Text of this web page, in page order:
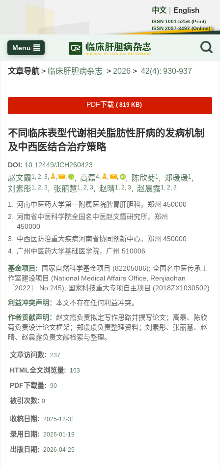
中文 English
ISSN 1001-5256 (Print)
ISSN 2097-3497 (Online)
CN 22-1108/R
Menu
文章导航 > 临床肝胆病杂志 > 2026 > 42(4): 930-937
PDF下载 ( 819 KB)
不同临床表型代谢相关脂肪性肝病的发病机制
及中西医结合治疗策略
DOI: 10.12449/JCH260423
赵文霞1, 2, 3, , , , 高磊4, , , , 陈欣菊1, 郑瑗瑗1,
刘素彤1, 2, 3, 张丽慧1, 2, 3, 赵晴1, 2, 3, 赵晨露1, 2, 3
1. 河南中医药大学第一附属医院脾胃肝胆科，郑州 450000
2. 河南省中医科学院全国名中医赵文霞研究所，郑州
450000
3. 中西医防治重大疾病河南省协同创新中心，郑州 450000
4. 广州中医药大学基础医学院，广州 510006
基金项目: 国家自然科学基金项目 (82205086); 全国名中医传承工
作室建设项目 (National Medical Affairs Office, Renjiaohan
［2022］ No.245); 国家科技重大专项自主项目 (2018ZX1030502)
利益冲突声明： 本文不存在任何利益冲突。
作者贡献声明： 赵文霞负责拟定写作思路并撰写论文；高磊、陈欣
菊负责设计论文框架；郑瑗瑗负责整理资料；刘素彤、张丽慧、赵
晴、赵晨露负责文献检索与整理。
文章访问数: 237
HTML全文浏览量: 163
PDF下载量: 90
被引次数: 0
收稿日期: 2025-12-31
录用日期: 2026-01-19
出版日期: 2026-04-25